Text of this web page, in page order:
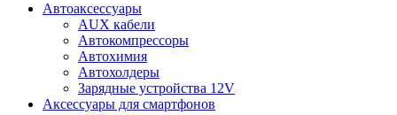
Автоаксессуары
AUX кабели
Автокомпрессоры
Автохимия
Автохолдеры
Зарядные устройства 12V
Аксессуары для смартфонов